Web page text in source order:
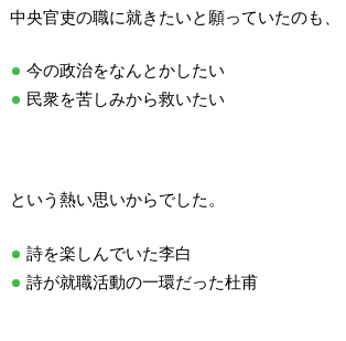
中央官吏の職に就きたいと願っていたのも、
今の政治をなんとかしたい
民衆を苦しみから救いたい
という熱い思いからでした。
詩を楽しんでいた李白
詩が就職活動の一環だった杜甫